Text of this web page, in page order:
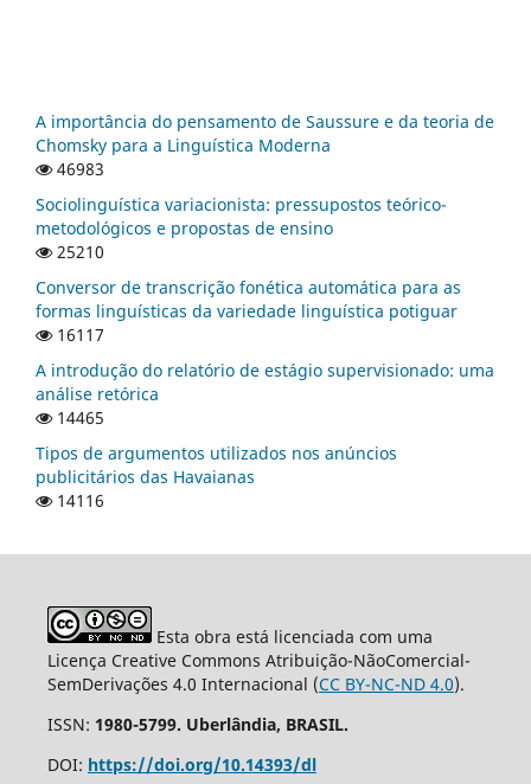
A importância do pensamento de Saussure e da teoria de
Chomsky para a Linguística Moderna
46983
Sociolinguística variacionista: pressupostos teórico-
metodológicos e propostas de ensino
25210
Conversor de transcrição fonética automática para as
formas linguísticas da variedade linguística potiguar
16117
A introdução do relatório de estágio supervisionado: uma
análise retórica
14465
Tipos de argumentos utilizados nos anúncios
publicitários das Havaianas
14116
Esta obra está licenciada com uma
Licença Creative Commons Atribuição-NãoComercial-
SemDerivações 4.0 Internacional (CC BY-NC-ND 4.0).
ISSN: 1980-5799. Uberlândia, BRASIL.
DOI: https://doi.org/10.14393/dl